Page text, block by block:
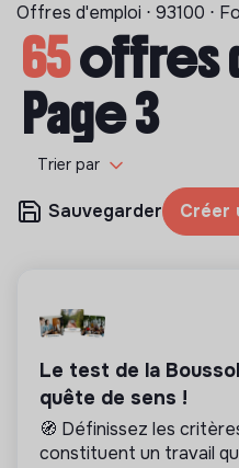
Offres d'emploi ⋅ 93100 ⋅
65offres
Page 3
Trier par
Sauvegarder Créer
Le test de la
quête de sens !
🧭 Définissez les
constituent un travail